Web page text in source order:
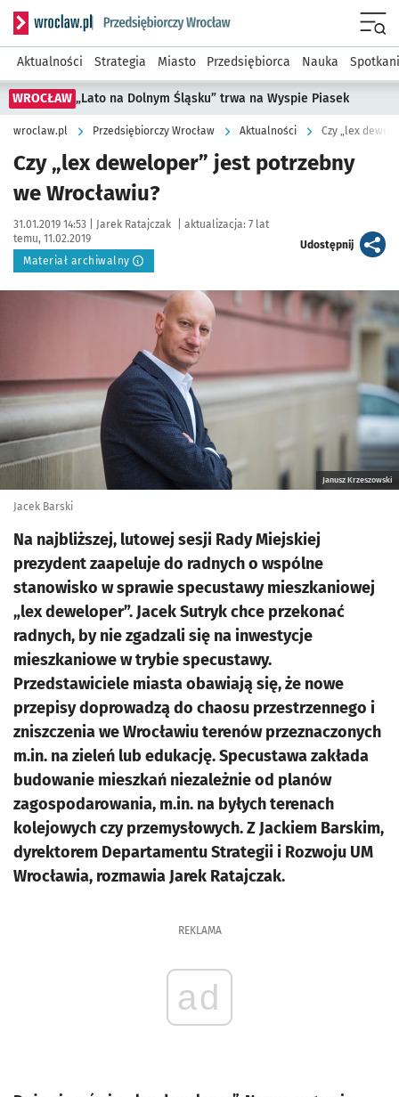
Serwis informacyjny wroclaw.pl podserwis: Strategia
Aktualności Strategia Miasto Przedsiębiorca Nauka
WROCŁAW „Lato na Dolnym Śląsku” trwa na Wyspie Piasek
wroclaw.pl Przedsiębiorczy Wrocław Aktualności Czy „lex
Czy „lex deweloper” jest potrzebny
we Wrocławiu?
Data publikacji:
31.01.2019 14:53 | Autor:
Jarek Ratajczak aktualizacja: 7 lat
temu, 11.02.2019
Materiał archiwalny
Udostępnijartykuł
Kliknij, aby powiększyć
Janusz Krzeszowski
Jacek Barski
Na najbliższej, lutowej sesji Rady Miejskiej
prezydent zaapeluje do radnych o wspólne
stanowisko w sprawie specustawy mieszkaniowej
„lex deweloper”. Jacek Sutryk chce przekonać
radnych, by nie zgadzali się na inwestycje
mieszkaniowe w trybie specustawy.
Przedstawiciele miasta obawiają się, że nowe
przepisy doprowadzą do chaosu przestrzennego i
zniszczenia we Wrocławiu terenów przeznaczonych
m.in. na zieleń lub edukację. Specustawa zakłada
budowanie mieszkań niezależnie od planów
zagospodarowania, m.in. na byłych terenach
kolejowych czy przemysłowych. Z Jackiem Barskim,
dyrektorem Departamentu Strategii i Rozwoju UM
Wrocławia, rozmawia Jarek Ratajczak.
REKLAMA
ad